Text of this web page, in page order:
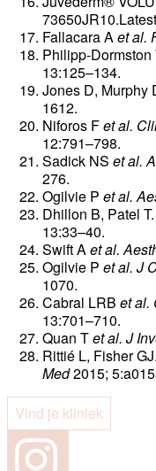
Fallacara Aet al.
Philipp-Dormston
13:125–134.
Jones D, Murphy
1612.
Niforos Fet al.
12:791–798.
Sadick NS et al.
276.
Ogilvie P et al.
Dhillon B, Patel T.
13:33–40.
Swift Aet al.
Ogilvie P et al. J
1070.
Cabral LRB et al.
13:701–710.
Quan Tet al. J
Rittié L, Fisher GJ.
Med2015;
Vind je kliniek